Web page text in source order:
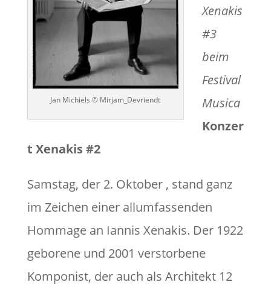
Jan Michiels © Mirjam_Devriendt
Xenakis
#3
beim
Festival
Musica
Konzer
t Xenakis #2
Samstag, der 2. Oktober , stand ganz
im Zeichen einer allumfassenden
Hommage an Iannis Xenakis. Der 1922
geborene und 2001 verstorbene
Komponist, der auch als Architekt 12